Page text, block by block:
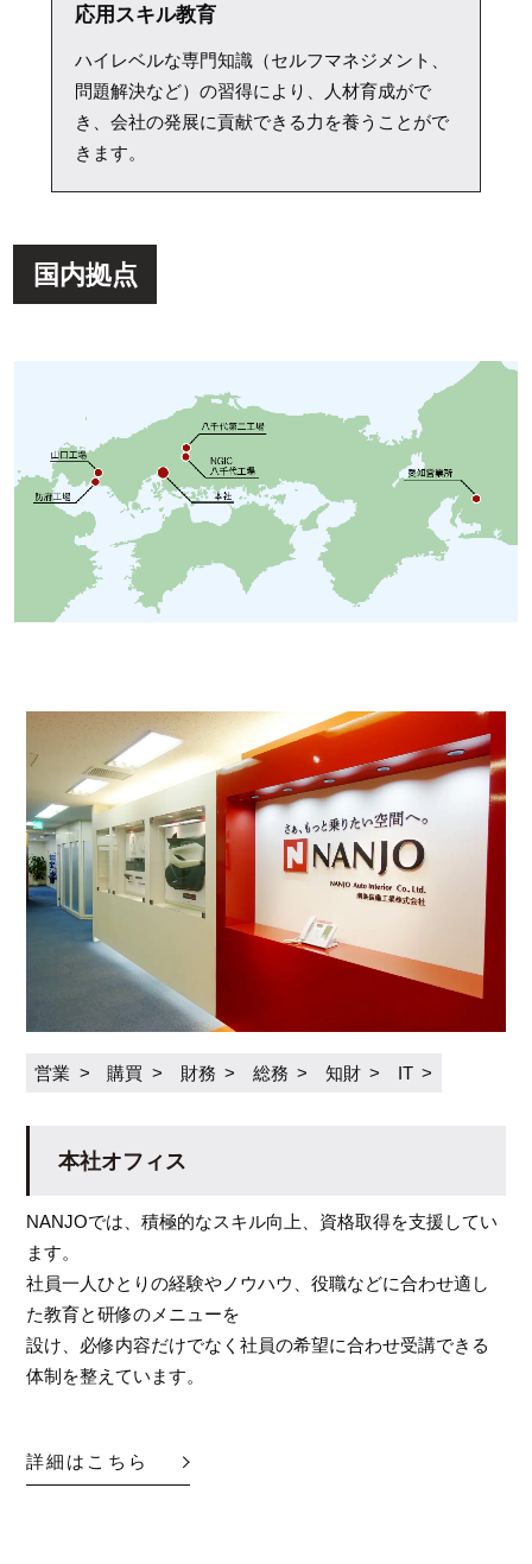
応用スキル教育
ハイレベルな専門知識（セルフマネジメント、
問題解決など）の習得により、人材育成がで
き、会社の発展に貢献できる力を養うことがで
きます。
国内拠点
営業 購買 財務 総務 知財 IT
本社オフィス
NANJOでは、積極的なスキル向上、資格取得を支援してい
ます。
社員一人ひとりの経験やノウハウ、役職などに合わせ適し
た教育と研修のメニューを
設け、必修内容だけでなく社員の希望に合わせ受講できる
体制を整えています。
詳細はこちら